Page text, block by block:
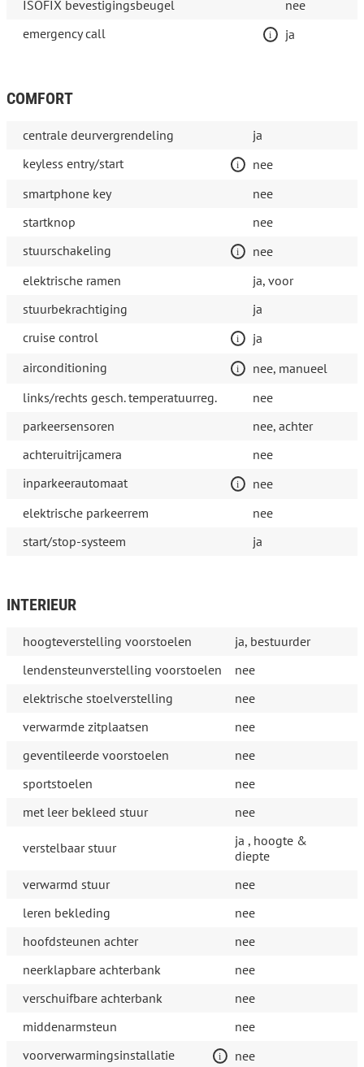
ISOFIX bevestigingsbeugel
nee
emergency call
ja
COMFORT
centrale deurvergrendeling
ja
keyless entry/start
nee
smartphone key
nee
startknop
nee
stuurschakeling
nee
elektrische ramen
ja, voor
stuurbekrachtiging
ja
cruise control
ja
airconditioning
nee, manueel
links/rechts gesch. temperatuurreg.
nee
parkeersensoren
nee, achter
achteruitrijcamera
nee
inparkeerautomaat
nee
elektrische parkeerrem
nee
start/stop-systeem
ja
INTERIEUR
hoogteverstelling voorstoelen
ja, bestuurder
lendensteunverstelling voorstoelen
nee
elektrische stoelverstelling
nee
verwarmde zitplaatsen
nee
geventileerde voorstoelen
nee
sportstoelen
nee
met leer bekleed stuur
nee
verstelbaar stuur
ja , hoogte &
diepte
verwarmd stuur
nee
leren bekleding
nee
hoofdsteunen achter
nee
neerklapbare achterbank
nee
verschuifbare achterbank
nee
middenarmsteun
nee
voorverwarmingsinstallatie
nee